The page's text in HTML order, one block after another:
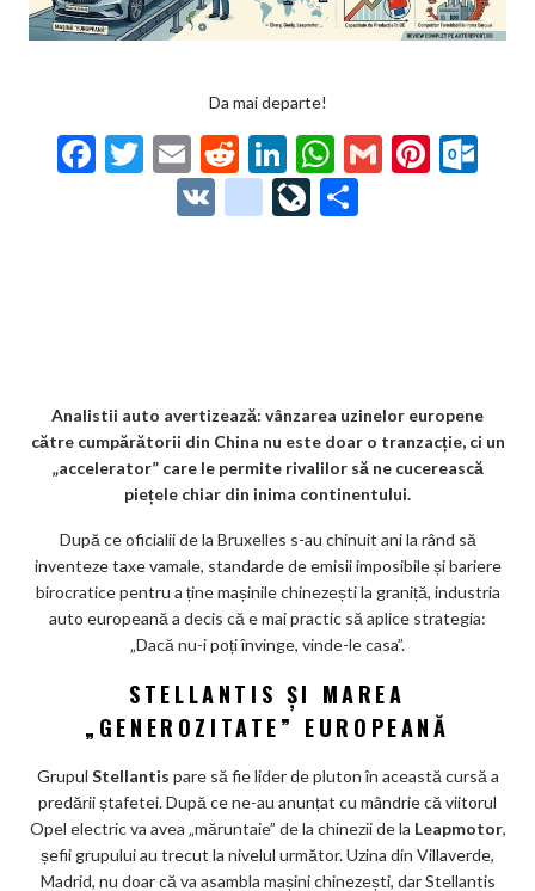
Da mai departe!
F T
w
itt
E
m
ai
R
e
d
Li
n
ke
W
h
at
G Pi
V
g
o
o
k
m
ar
ks
Li
Analistii auto avertizează: vânzarea uzinelor europene
către cumpărătorii din China nu este doar o tranzacție, ci un
„accelerator” care le permite rivalilor să ne cucerească
piețele chiar din inima continentului.
După ce oficialii de la Bruxelles s-au chinuit ani la rând să
inventeze taxe vamale, standarde de emisii imposibile și bariere
birocratice pentru a ține mașinile chinezești la graniță, industria
auto europeană a decis că e mai practic să aplice strategia:
„Dacă nu-i poți învinge, vinde-le casa”.
STELLANTIS ȘI MAREA
„GENEROZITATE” EUROPEANĂ
Grupul Stellantis pare să fie lider de pluton în această cursă a
predării ștafetei. După ce ne-au anunțat cu mândrie că viitorul
Opel electric va avea „măruntaie” de la chinezii de la Leapmotor,
șefii grupului au trecut la nivelul următor. Uzina din Villaverde,
Madrid, nu doar că va asambla mașini chinezești, dar Stellantis